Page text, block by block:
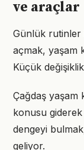
ve araçlar
Günlük rutinler
açmak, yaşam
Küçük
Çağdaş yaşam
konusu giderek
dengeyi
geliyor.